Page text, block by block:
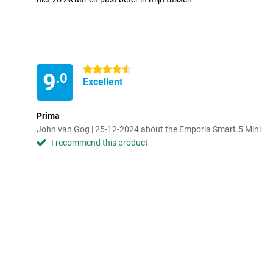
9.0
4.5 stars
Excellent
Prima
John van Gog | 25-12-2024 about the Emporia Smart.5 Mini
I recommend this product